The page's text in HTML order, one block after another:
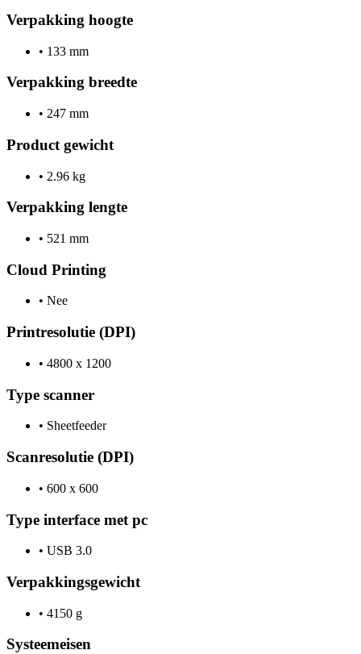
Verpakking hoogte
• 133 mm
Verpakking breedte
• 247 mm
Product gewicht
• 2.96 kg
Verpakking lengte
• 521 mm
Cloud Printing
• Nee
Printresolutie (DPI)
• 4800 x 1200
Type scanner
• Sheetfeeder
Scanresolutie (DPI)
• 600 x 600
Type interface met pc
• USB 3.0
Verpakkingsgewicht
• 4150 g
Systeemeisen